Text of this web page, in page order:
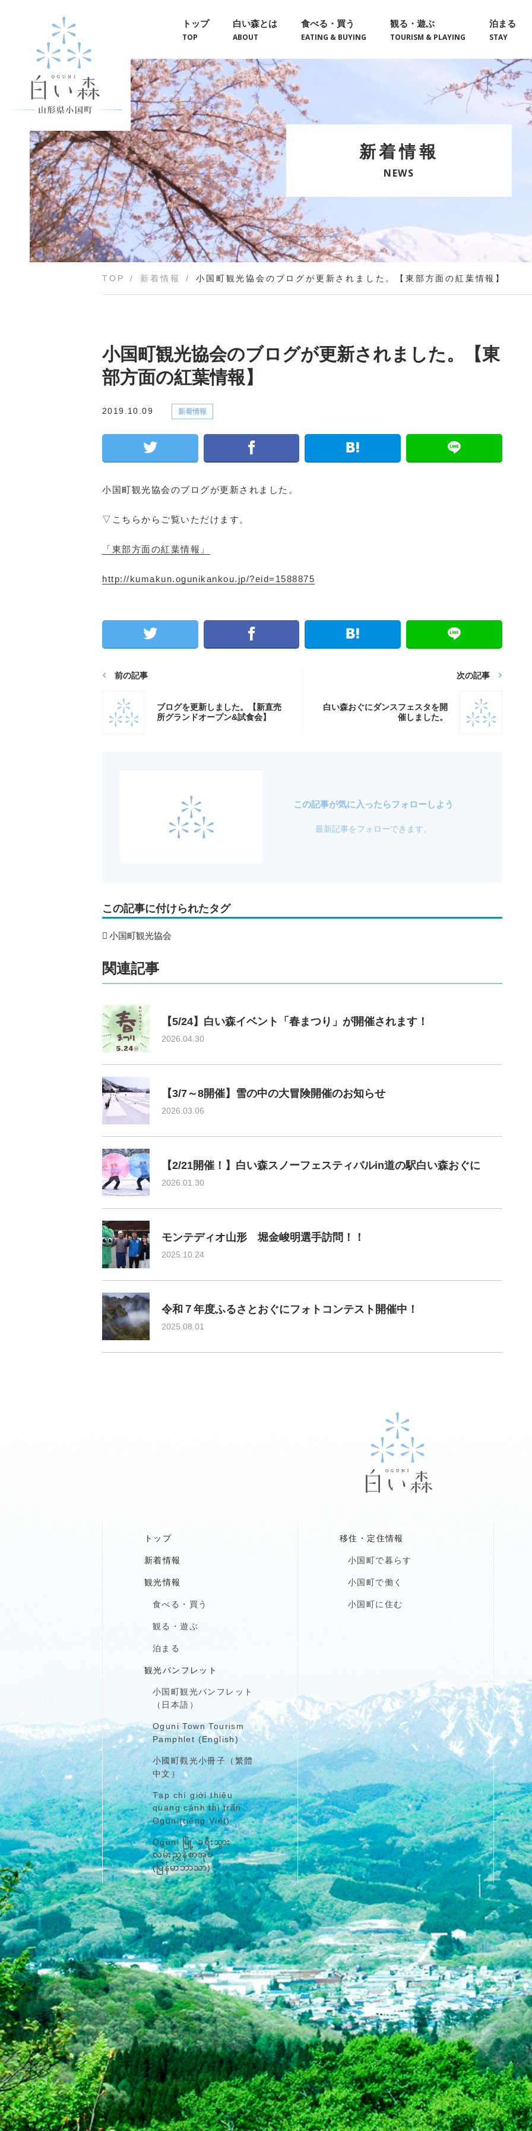
トップ
TOP
白い森とは
ABOUT
食べる・買う
EATING & BUYING
観る・遊ぶ
TOURISM & PLAYING
泊まる
STAY
新着情報
NEWS
TOP 新着情報 小国町観光協会のブログが更新されました。【東部方面の紅葉情報】
小国町観光協会のブログが更新されました。【東
部方面の紅葉情報】
2019.10.09 新着情報
小国町観光協会のブログが更新されました。
▽こちらからご覧いただけます。
「東部方面の紅葉情報」
http://kumakun.ogunikankou.jp/?eid=1588875
前の記事
ブログを更新しました。【新直売
所グランドオープン&試食会】
次の記事
白い森おぐにダンスフェスタを開
催しました。
この記事が気に入ったらフォローしよう
最新記事をフォローできます。
この記事に付けられたタグ
小国町観光協会
関連記事
【5/24】白い森イベント「春まつり」が開催されます！
2026.04.30
【3/7～8開催】雪の中の大冒険開催のお知らせ
2026.03.06
【2/21開催！】白い森スノーフェスティバルin道の駅白い森おぐに
2026.01.30
モンテディオ山形 堀金峻明選手訪問！！
2025.10.24
令和７年度ふるさとおぐにフォトコンテスト開催中！
2025.08.01
トップ
新着情報
観光情報
食べる・買う
観る・遊ぶ
泊まる
観光パンフレット
小国町観光パンフレット
（日本語）
Oguni Town Tourism
Pamphlet (English)
小國町觀光小冊子（繁體
中文）
Tạp chí giới thiệu
quang cảnh thị trấn
Oguni(tiếng Việt)
Oguni မြို့ ခရီးသွား
လမ်းညွှန်စာအုပ်
(မြန်မာဘာသာ)
移住・定住情報
小国町で暮らす
小国町で働く
小国町に住む